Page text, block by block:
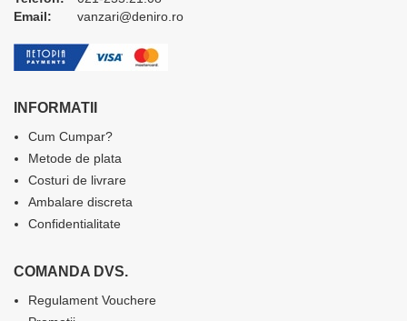
Email:
vanzari@deniro.ro
INFORMATII
Cum Cumpar?
Metode de plata
Costuri de livrare
Ambalare discreta
Confidentialitate
COMANDA DVS.
Regulament Vouchere